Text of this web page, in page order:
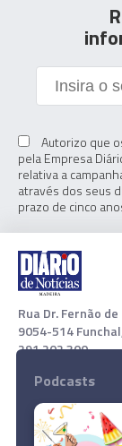
Autorizo que
pela Empresa
relativa a
através dos seus
prazo de cinco
Rua Dr. Fernão
9054-514
291 202 300
Download App
Podcasts